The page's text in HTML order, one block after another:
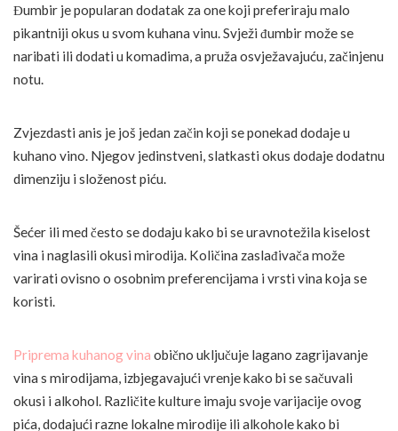
Đumbir je popularan dodatak za one koji preferiraju malo
pikantniji okus u svom kuhana vinu. Svježi đumbir može se
naribati ili dodati u komadima, a pruža osvježavajuću, začinjenu
notu.
Zvjezdasti anis je još jedan začin koji se ponekad dodaje u
kuhano vino. Njegov jedinstveni, slatkasti okus dodaje dodatnu
dimenziju i složenost piću.
Šećer ili med često se dodaju kako bi se uravnotežila kiselost
vina i naglasili okusi mirodija. Količina zaslađivača može
varirati ovisno o osobnim preferencijama i vrsti vina koja se
koristi.
Priprema kuhanog vina obično uključuje lagano zagrijavanje
vina s mirodijama, izbjegavajući vrenje kako bi se sačuvali
okusi i alkohol. Različite kulture imaju svoje varijacije ovog
pića, dodajući razne lokalne mirodije ili alkohole kako bi